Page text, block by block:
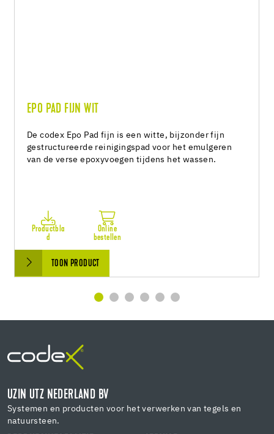
EPO PAD FIJN WIT
De codex Epo Pad fijn is een witte, bijzonder fijn
gestructureerde reinigingspad voor het emulgeren
van de verse epoxyvoegen tijdens het wassen.
Productbla
d
Online
bestellen
TOON PRODUCT
UZIN UTZ NEDERLAND BV
Systemen en producten voor het verwerken van tegels en
natuursteen.